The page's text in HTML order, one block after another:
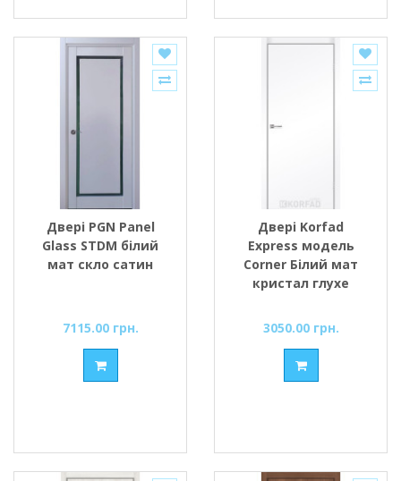
Двері PGN Panel
Glass STDM білий
мат скло сатин
7115.00 грн.
Двері Korfad
Express модель
Corner Білий мат
кристал глухе
3050.00 грн.